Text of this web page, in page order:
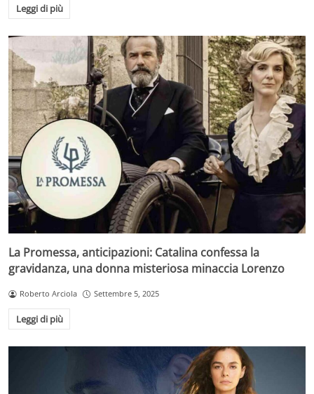
Leggi di più
La Promessa, anticipazioni: Catalina confessa la
gravidanza, una donna misteriosa minaccia Lorenzo
Roberto Arciola Settembre 5, 2025
Leggi di più